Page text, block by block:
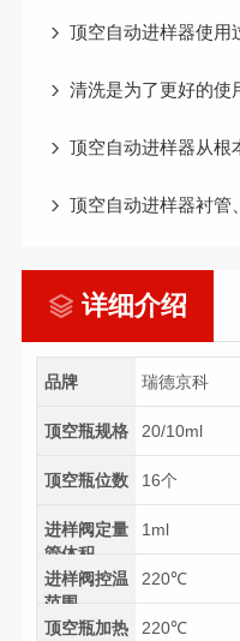
顶空自动进样器使用
清洗是为了更好的使
顶空自动进样器衬管
详细介绍
品牌 瑞德京科
顶空瓶规格 20/10ml
顶空瓶位数 16个
进样阀定量
管体积
1ml
进样阀控温
范围
220℃
顶空瓶加热
220℃